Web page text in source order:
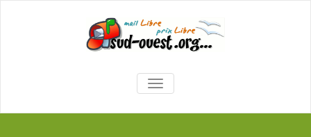
TOGGLE
NAVIGATION